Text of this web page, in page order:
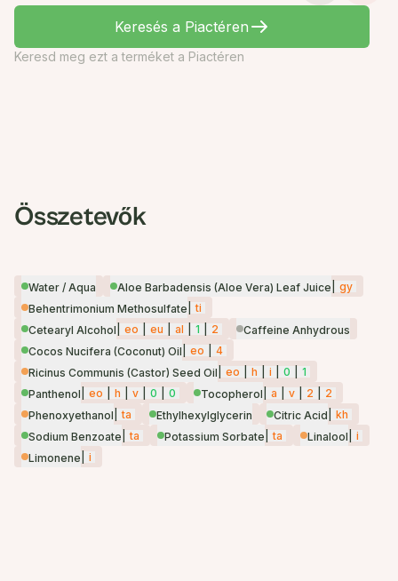
Keresés a Piactéren
Keresd meg ezt a terméket a Piactéren
Összetevők
Water / Aqua Aloe Barbadensis (Aloe Vera) Leaf Juice
gy
Behentrimonium Methosulfate
ti
Cetearyl Alcohol
eo eu al 1 2
Caffeine Anhydrous
Cocos Nucifera (Coconut) Oil
eo
4
Ricinus Communis (Castor) Seed Oil
eo h i 0
1
Panthenol
eo h v 0 0 Tocopherol a v 2
2
Phenoxyethanol
ta Ethylhexylglycerin Citric Acid
kh
Sodium Benzoate
ta Potassium Sorbate ta Linalool
i
Limonene
i